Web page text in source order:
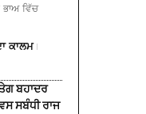
ਵਿੱਚ
ਕਾਲਮ
ਬਹਾਦਰ
ਸਬੰਧੀ ਰਾਜ